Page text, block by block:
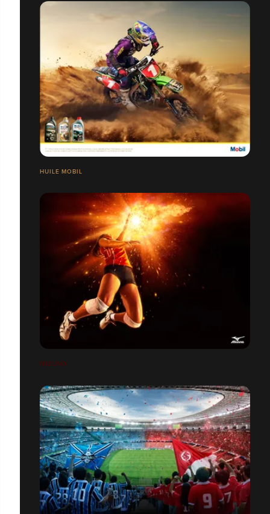
HUILE MOBIL
MIZUNO